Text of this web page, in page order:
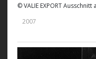
© VALIE EXPORT
2007